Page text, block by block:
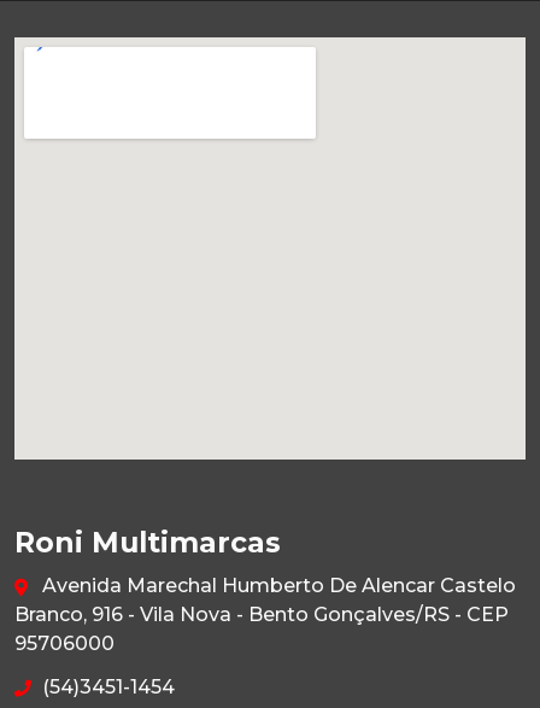
Roni Multimarcas
Avenida Marechal Humberto De Alencar Castelo
Branco, 916 - Vila Nova - Bento Gonçalves/RS - CEP
95706000
(54)3451-1454